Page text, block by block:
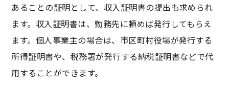
あることの証明として、収入証明書の提出も求められ
ます。収入証明書は、勤務先に頼めば発行してもらえ
ます。個人事業主の場合は、市区町村役場が発行する
所得証明書や、税務署が発行する納税証明書などで代
用することができます。